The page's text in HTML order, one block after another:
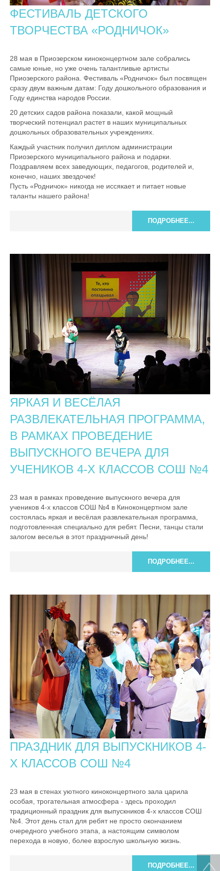
ФЕСТИВАЛЬ ДЕТСКОГО
ТВОРЧЕСТВА «РОДНИЧОК»
28 мая в Приозерском киноконцертном зале собрались
самые юные, но уже очень талантливые артисты
Приозерского района. Фестиваль «Родничок» был посвящен
сразу двум важным датам: Году дошкольного образования и
Году единства народов России.
20 детских садов района показали, какой мощный
творческий потенциал растет в наших муниципальных
дошкольных образовательных учреждениях.
Каждый участник получил диплом администрации
Приозерского муниципального района и подарки.
Поздравляем всех заведующих, педагогов, родителей и,
конечно, наших звездочек!
Пусть «Родничок» никогда не иссякает и питает новые
таланты нашего района!
ПОДРОБНЕЕ...
ЯРКАЯ И ВЕСЁЛАЯ
РАЗВЛЕКАТЕЛЬНАЯ ПРОГРАММА,
В РАМКАХ ПРОВЕДЕНИЕ
ВЫПУСКНОГО ВЕЧЕРА ДЛЯ
УЧЕНИКОВ 4-Х КЛАССОВ СОШ №4
23 мая в рамках проведение выпускного вечера для
учеников 4-х классов СОШ №4 в Киноконцертном зале
состоялась яркая и весёлая развлекательная программа,
подготовленная специально для ребят. Песни, танцы стали
залогом веселья в этот праздничный день!
ПОДРОБНЕЕ...
ПРАЗДНИК ДЛЯ ВЫПУСКНИКОВ 4-
Х КЛАССОВ СОШ №4
23 мая в стенах уютного киноконцертного зала царила
особая, трогательная атмосфера - здесь проходил
традиционный праздник для выпускников 4-х классов СОШ
№4. Этот день стал для ребят не просто окончанием
очередного учебного этапа, а настоящим символом
перехода в новую, более взрослую школьную жизнь.
ПОДРОБНЕЕ...